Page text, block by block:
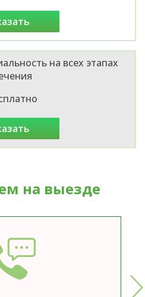
на всех этапах
на выезде